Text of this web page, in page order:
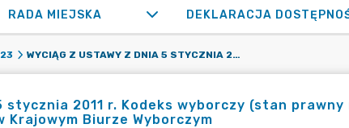
RADA MIEJSKA
WYCIĄG Z USTAWY Z DNIA 5 STYCZNIA 2011 R. KODEKS WYBORCZY (STAN PRAWNY NA DZIEŃ 1 WRZEŚNIA 2023 R.) - TEKST UJEDNOLICONY W KRAJOWYM BIURZE WYBORCZYM
stycznia 2011 r. Kodeks wyborczy (stan
Biurze Wyborczym